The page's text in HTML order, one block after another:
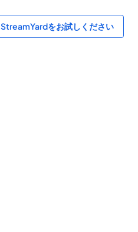
StreamYardをお試しください